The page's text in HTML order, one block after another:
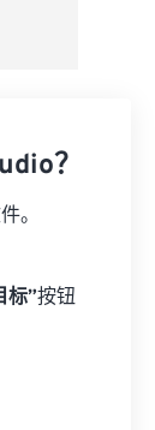
？
。
标”按钮